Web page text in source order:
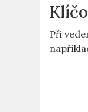
Při